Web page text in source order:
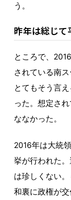
う。
昨年は総じて
ところで、
されている南
とてもそう言
った。想定さ
ななかった。
2016年は大統
挙が行われた
は珍しくない
和裏に政権が